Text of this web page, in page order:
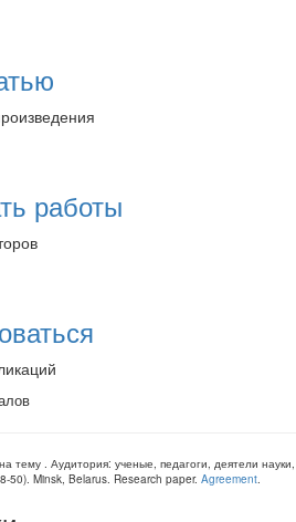
работы
на тему . Аудитория: ученые, педагоги, деятели науки,
50). Minsk, Belarus. Research paper. Agreement.